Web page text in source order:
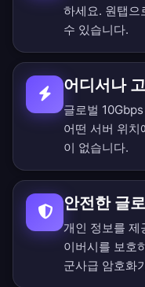
하세요. 원탭으
수 있습니다.
어디서나
글로벌
어떤 서버 위치
이 없습니다.
안전한 글
개인 정보를 제
이버시를 보호
군사급 암호화